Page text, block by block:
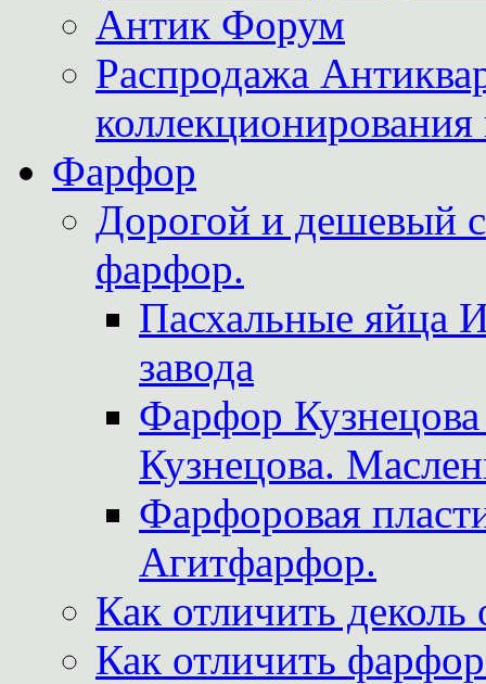
Антик Форум
Распродажа
Фарфор
Дорогой и дешевый
фарфор.
Пасхальные яйца
завода
Фарфор
Кузнецова.
Фарфоровая
Агитфарфор.
Как отличить
Как отличить